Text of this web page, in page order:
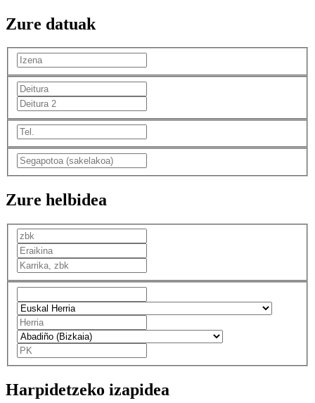
Zure datuak
Zure helbidea
Harpidetzeko izapidea